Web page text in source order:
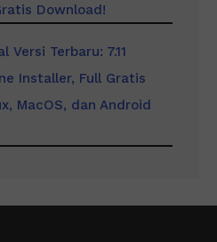
Download!
Versi Terbaru: 7.11
Installer, Full Gratis
MacOS, dan Android